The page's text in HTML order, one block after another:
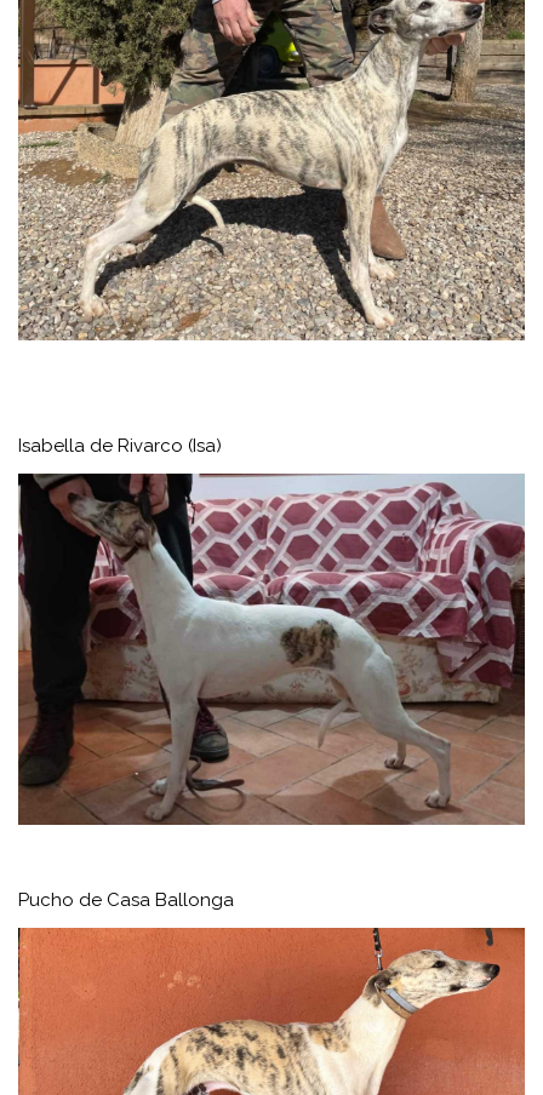
Isabella de Rivarco (Isa)
Pucho de Casa Ballonga